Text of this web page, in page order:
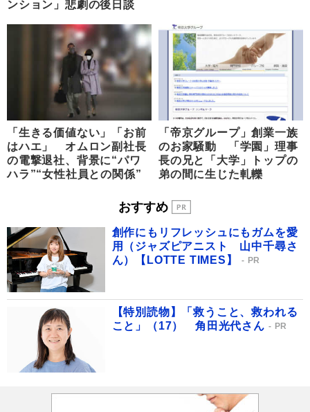
ンション」悲劇の後日談
「生きる価値ない」「お前
はハエ」 オムロン副社長
の電撃退社、背景に“パワ
ハラ”“女性社員との関係”
「帝京グループ」創業一族
のお家騒動 「学園」理事
長の兄と「大学」トップの
弟の間に生じた軋轢
おすすめ
創作にもリフレッシュにもガムを愛
用（ジャズピアニスト 山中千尋さ
ん）【LOTTE TIMES】
PR
【特別読物】「救うこと、救われる
こと」（17） 角田光代さん
PR